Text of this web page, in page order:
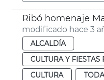
Ribó homenaje
modificado hace 3
ALCALDÍA
CULTURA Y FIESTAS
CULTURA